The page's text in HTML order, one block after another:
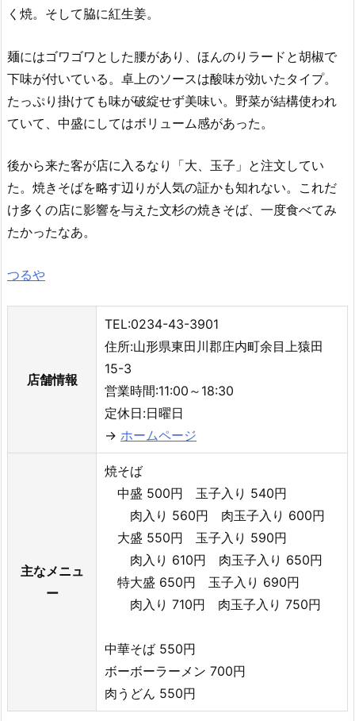
く焼。そして脇に紅生姜。
麺にはゴワゴワとした腰があり、ほんのりラードと胡椒で
下味が付いている。卓上のソースは酸味が効いたタイプ。
たっぷり掛けても味が破綻せず美味い。野菜が結構使われ
ていて、中盛にしてはボリューム感があった。
後から来た客が店に入るなり「大、玉子」と注文してい
た。焼きそばを略す辺りが人気の証かも知れない。これだ
け多くの店に影響を与えた文杉の焼きそば、一度食べてみ
たかったなあ。
つるや
店舗情報
TEL:0234-43-3901
住所:山形県東田川郡庄内町余目上猿田
15-3
営業時間:11:00～18:30
定休日:日曜日
→ ホームページ
主なメニュ
ー
焼そば
中盛 500円 玉子入り 540円
肉入り 560円 肉玉子入り 600円
大盛 550円 玉子入り 590円
肉入り 610円 肉玉子入り 650円
特大盛 650円 玉子入り 690円
肉入り 710円 肉玉子入り 750円
中華そば 550円
ボーボーラーメン 700円
肉うどん 550円